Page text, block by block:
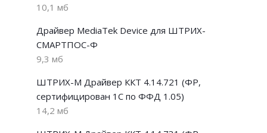
10,1 мб
Драйвер MediaTek Device для ШТРИХ-
СМАРТПОС-Ф
9,3 мб
ШТРИХ-М Драйвер ККТ 4.14.721 (ФР,
сертифицирован 1С по ФФД 1.05)
14,2 мб